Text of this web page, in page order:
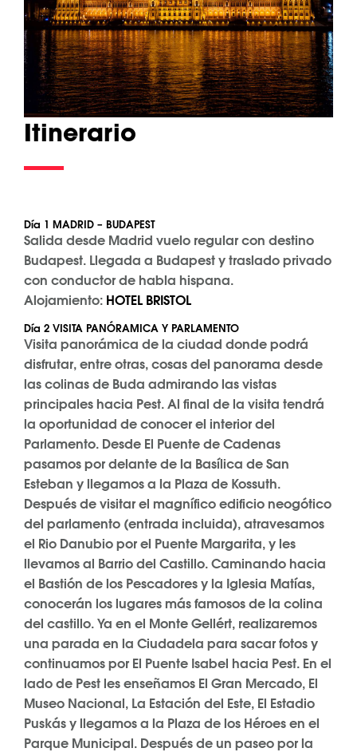
Itinerario
Día 1 MADRID – BUDAPEST
Salida desde Madrid vuelo regular con destino
Budapest. Llegada a Budapest y traslado privado
con conductor de habla hispana.
Alojamiento: HOTEL BRISTOL
Día 2 VISITA PANÓRAMICA Y PARLAMENTO
Visita panorámica de la ciudad donde podrá
disfrutar, entre otras, cosas del panorama desde
las colinas de Buda admirando las vistas
principales hacia Pest. Al final de la visita tendrá
la oportunidad de conocer el interior del
Parlamento. Desde El Puente de Cadenas
pasamos por delante de la Basílica de San
Esteban y llegamos a la Plaza de Kossuth.
Después de visitar el magnífico edificio neogótico
del parlamento (entrada incluida), atravesamos
el Rio Danubio por el Puente Margarita, y les
llevamos al Barrio del Castillo. Caminando hacia
el Bastión de los Pescadores y la Iglesia Matías,
conocerán los lugares más famosos de la colina
del castillo. Ya en el Monte Gellért, realizaremos
una parada en la Ciudadela para sacar fotos y
continuamos por El Puente Isabel hacia Pest. En el
lado de Pest les enseñamos El Gran Mercado, El
Museo Nacional, La Estación del Este, El Estadio
Puskás y llegamos a la Plaza de los Héroes en el
Parque Municipal. Después de un paseo por la